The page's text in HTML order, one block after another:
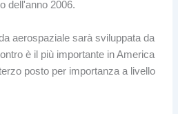
dell'anno 2006.
aerospaziale sarà sviluppata da
è il più importante in America
posto per importanza a livello